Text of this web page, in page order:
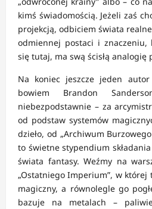
kimś świadomością. Jeżeli zaś
projekcją, odbiciem świata
odmiennej postaci i znaczeniu,
się tutaj, ma swą ścisłą
Na koniec jeszcze jeden
bowiem Brandon
niebezpodstawnie – za
od podstaw systemów
dzieło, od „Archiwum Burzowego
to świetne stypendium
świata fantasy. Weźmy na
„Ostatniego Imperium”, w której
magiczny, a równolegle go
bazuje na metalach –